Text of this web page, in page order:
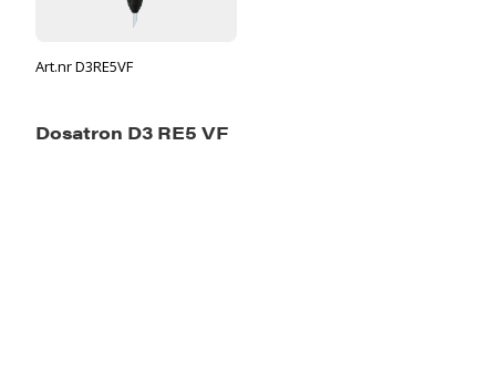
Art.nr D3RE5VF
Dosatron D3 RE5 VF